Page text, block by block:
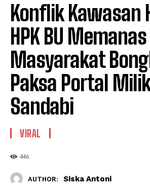
Konflik Kawasan
HPK BU Memanas
Masyarakat
Paksa Portal
Sandabi
VIRAL
446
AUTHOR: Siska Antoni